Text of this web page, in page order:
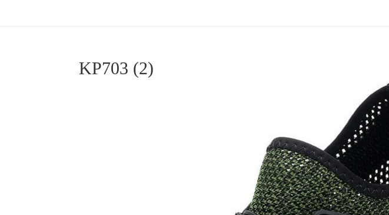
KP703 (2)